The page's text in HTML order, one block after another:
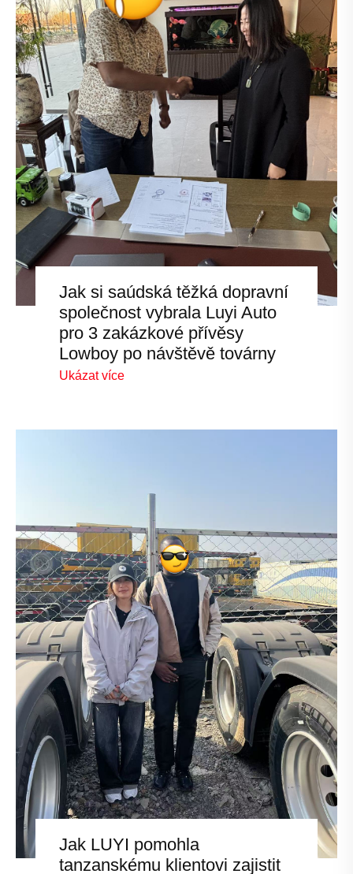
Jak si saúdská těžká dopravní
společnost vybrala Luyi Auto
pro 3 zakázkové přívěsy
Lowboy po návštěvě továrny
Ukázat více
Jak LUYI pomohla
tanzanskému klientovi zajistit